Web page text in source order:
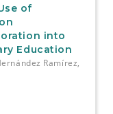
of
into
Education
Ramírez,